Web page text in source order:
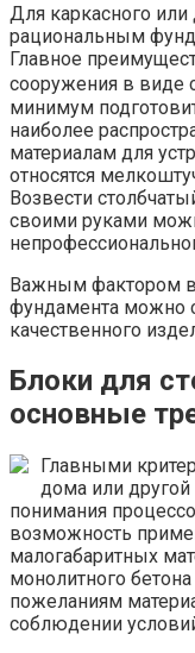
Для каркасного
рациональным
Главное
сооружения в виде
минимум
наиболее
материалам для
относятся
Возвести
своими руками
Важным фактором в
фундамента можно
качественного
Блоки для
основные
Главными
дома или другой
понимания
возможность
малогабаритных
монолитного
пожеланиям
соблюдении